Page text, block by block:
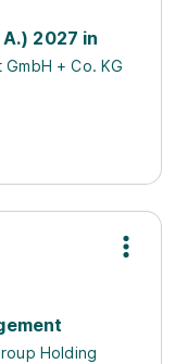
2027 in
+ Co. KG
Holding